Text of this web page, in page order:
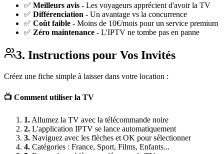
✅ Meilleurs avis - Les voyageurs apprécient d'avoir la TV
✅ Différenciation - Un avantage vs la concurrence
✅ Coût faible - Moins de 10€/mois pour un service premium
✅ Zéro maintenance - L'IPTV ne tombe pas en panne
3. Instructions pour Vos Invités
Créez une fiche simple à laisser dans votre location :
📺 Comment utiliser la TV
1. Allumez la TV avec la télécommande noire
2. L'application IPTV se lance automatiquement
3. Naviguez avec les flèches et OK pour sélectionner
4. Catégories : France, Sport, Films, Enfants...